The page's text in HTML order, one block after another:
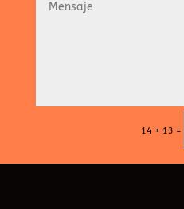
14 + 13 =